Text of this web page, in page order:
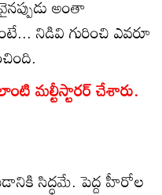
అంతా
నిడివి గురించి ఎవరూ
మల్టీస్టారర్‌ చేశారు.
సిద్ధమే. పెద్ద హీరోల